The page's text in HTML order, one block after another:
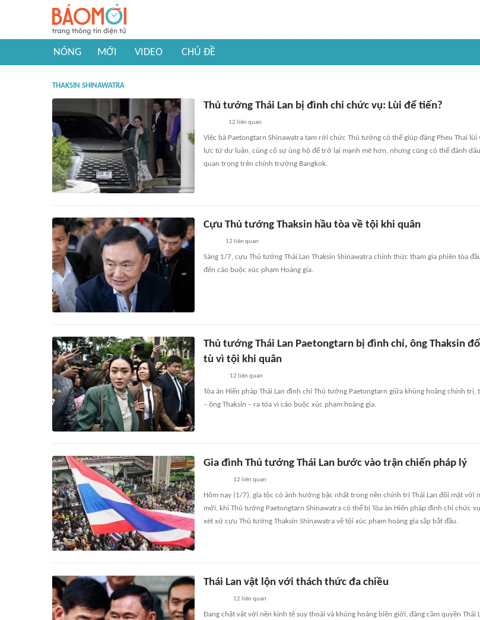
NÓNG MỚI VIDEO CHỦ ĐỀ
THAKSIN SHINAWATRA
Thủ tướng Thái Lan bị đình chỉ chức vụ: Lùi để tiến?
12 liên quan
Việc bà Paetongtarn Shinawatra tạm rời chức Thủ tướng có thể giúp đảng Pheu Thai lùi
lực từ dư luận, củng cố sự ủng hộ để trở lại mạnh mẽ hơn, nhưng cũng có thể đánh
quan trọng trên chính trường Bangkok.
Cựu Thủ tướng Thaksin hầu tòa về tội khi quân
12 liên quan
Sáng 1/7, cựu Thủ tướng Thái Lan Thaksin Shinawatra chính thức tham gia phiên tòa
đến cáo buộc xúc phạm Hoàng gia.
Thủ tướng Thái Lan Paetongtarn bị đình chỉ, ông Thaksin
tù vì tội khi quân
12 liên quan
Tòa án Hiến pháp Thái Lan đình chỉ Thủ tướng Paetongtarn giữa khủng hoảng chính trị,
– ông Thaksin – ra tòa vì cáo buộc xúc phạm hoàng gia.
Gia đình Thủ tướng Thái Lan bước vào trận chiến pháp lý
12 liên quan
Hôm nay (1/7), gia tộc có ảnh hưởng bậc nhất trong nền chính trị Thái Lan đối mặt với
mới, khi Thủ tướng Paetongtarn Shinawatra có thể bị Tòa án Hiến pháp đình chỉ chức
xét xử cựu Thủ tướng Thaksin Shinawatra về tội xúc phạm hoàng gia sắp bắt đầu.
Thái Lan vật lộn với thách thức đa chiều
12 liên quan
Đang chật vật với nền kinh tế suy thoái và khủng hoảng biên giới, đảng cầm quyền Thái